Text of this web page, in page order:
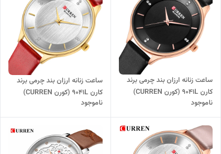
ساعت زنانه ارزان بند چرمی برند
کارن 9041L (کورن CURREN)
مشکی
ناموجود
ساعت زنانه ارزان بند چرمی برند
کارن 9041L (کورن CURREN)
قرمز-سفید
ناموجود